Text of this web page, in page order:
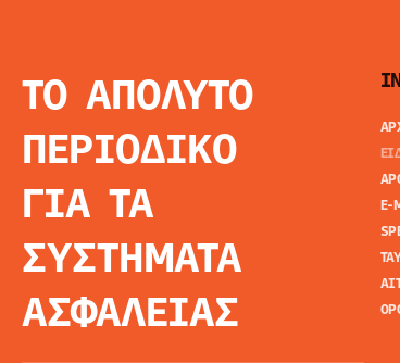
ΤΟ ΑΠΟΛΥΤΟ
ΠΕΡΙΟΔΙΚΟ
ΓΙΑ ΤΑ
ΣΥΣΤΗΜΑΤΑ
ΑΣΦΑΛΕΙΑΣ
E-